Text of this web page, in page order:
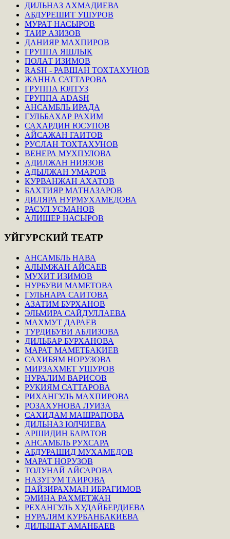
ДИЛЬНАЗ АХМАДИЕВА
АБДУРЕШИТ УШУРОВ
МУРАТ НАСЫРОВ
ТАИР АЗИЗОВ
ДАНИЯР МАХПИРОВ
ГРУППА ЯШЛЫК
ПОЛАТ ИЗИМОВ
RASH - РАВШАН ТОХТАХУНОВ
ЖАННА САТТАРОВА
ГРУППА ЮЛТУЗ
ГРУППА ADASH
АНСАМБЛЬ ИРАДА
ГУЛЬБАХАР РАХИМ
САХАРДИН ЮСУПОВ
АЙСАЖАН ГАИТОВ
РУСЛАН ТОХТАХУНОВ
ВЕНЕРА МУХПУЛОВА
АДИЛЖАН НИЯЗОВ
АДЫЛЖАН УМАРОВ
КУРВАНЖАН АХАТОВ
БАХТИЯР МАТНАЗАРОВ
ДИЛЯРА НУРМУХАМЕДОВА
РАСУЛ УСМАНОВ
АЛИШЕР НАСЫРОВ
УЙГУРСКИЙ ТЕАТР
АНСАМБЛЬ НАВА
АЛЫМЖАН АЙСАЕВ
МУХИТ ИЗИМОВ
НУРБУВИ МАМЕТОВА
ГУЛЬНАРА САИТОВА
АЗАТИМ БУРХАНОВ
ЭЛЬМИРА САЙДУЛЛАЕВА
МАХМУТ ДАРАЕВ
ТУРДИБУВИ АБЛИЗОВА
ДИЛЬБАР БУРХАНОВА
МАРАТ МАМЕТБАКИЕВ
САХИБЯМ НОРУЗОВА
МИРЗАХМЕТ УШУРОВ
НУРАЛИМ ВАРИСОВ
РУКИЯМ САТТАРОВА
РИХАНГУЛЬ МАХПИРОВА
РОЗАХУНОВА ЛУИЗА
САХИДАМ МАШРАПОВА
ДИЛЬНАЗ ЮЛЧИЕВА
АРШИДИН БАРАТОВ
АНСАМБЛЬ РУХСАРА
АБДУРАШИД МУХАМЕДОВ
МАРАТ НОРУЗОВ
ТОЛУНАЙ АЙСАРОВА
НАЗУГУМ ТАИРОВА
ПАЙЗИРАХМАН ИБРАГИМОВ
ЭМИНА РАХМЕТЖАН
РЕХАНГУЛЬ ХУДАЙБЕРДИЕВА
НУРАЛЯМ КУРБАНБАКИЕВА
ДИЛЬШАТ АМАНБАЕВ